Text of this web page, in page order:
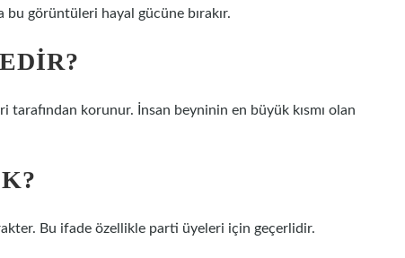
bu görüntüleri hayal gücüne bırakır.
tarafından korunur. İnsan beyninin en büyük kısmı olan
Bu ifade özellikle parti üyeleri için geçerlidir.